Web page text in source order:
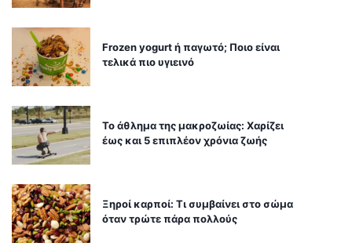
Frozen yogurt ή παγωτό; Ποιο είναι
τελικά πιο υγιεινό
Το άθλημα της μακροζωίας: Χαρίζει
έως και 5 επιπλέον χρόνια ζωής
Ξηροί καρποί: Τι συμβαίνει στο σώμα
όταν τρώτε πάρα πολλούς